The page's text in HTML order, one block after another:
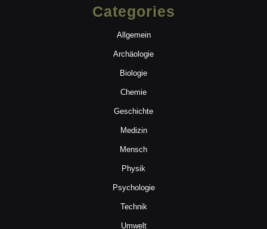
Categories
Allgemein
Archäologie
Biologie
Chemie
Geschichte
Medizin
Mensch
Physik
Psychologie
Technik
Umwelt